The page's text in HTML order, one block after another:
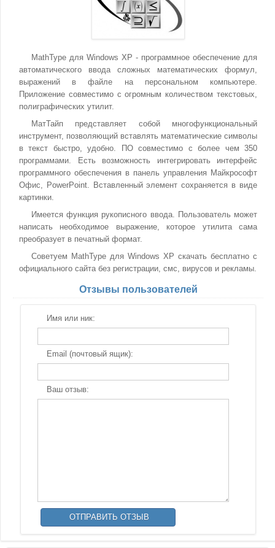
MathType для Windows XP - программное обеспечение для
автоматического ввода сложных математических формул,
выражений в файле на персональном компьютере.
Приложение совместимо с огромным количеством текстовых,
полиграфических утилит.
МатТайп представляет собой многофункциональный
инструмент, позволяющий вставлять математические символы
в текст быстро, удобно. ПО совместимо с более чем 350
программами. Есть возможность интегрировать интерфейс
программного обеспечения в панель управления Майкрософт
Офис, PowerPoint. Вставленный элемент сохраняется в виде
картинки.
Имеется функция рукописного ввода. Пользователь может
написать необходимое выражение, которое утилита сама
преобразует в печатный формат.
Советуем MathType для Windows XP скачать бесплатно с
официального сайта без регистрации, смс, вирусов и рекламы.
Отзывы пользователей
Имя или ник:
Email (почтовый ящик):
Ваш отзыв: